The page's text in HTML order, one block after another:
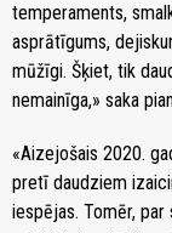
temperaments,
asprātīgums,
mūžīgi. Šķiet, tik
nemainīga,» saka
«Aizejošais 2020.
pretī daudziem
iespējas. Tomēr,